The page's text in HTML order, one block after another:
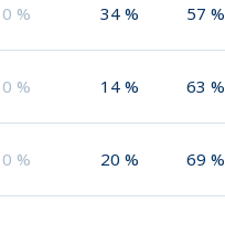
0 % 34 % 57 %
0 % 14 % 63 %
0 % 20 % 69 %